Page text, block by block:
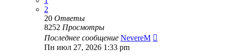
2
20 Ответы
8252 Просмотры
Последнее сообщение NevereM
Пн июл 27, 2026 1:33 pm